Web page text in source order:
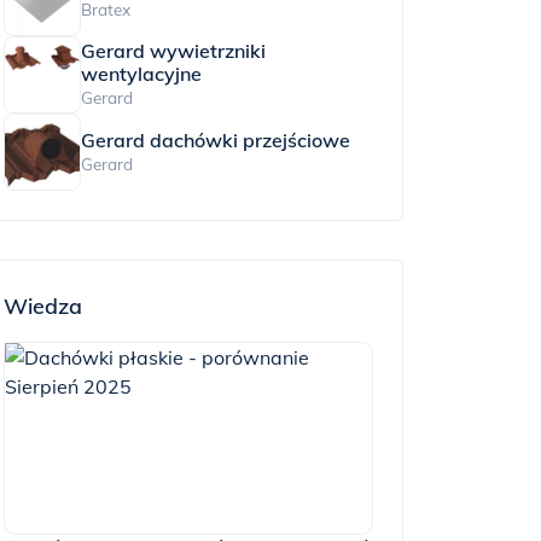
Bratex
Gerard wywietrzniki
wentylacyjne
Gerard
Gerard dachówki przejściowe
Gerard
Wiedza